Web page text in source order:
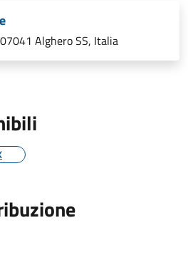
Alghero SS, Italia